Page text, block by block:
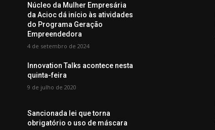
Núcleo da Mulher Empresária
da Acioc dá início às atividades
do Programa Geração
Empreendedora
4 de setembro de 2024
Innovation Talks acontece nesta
quinta-feira
9 de julho de 2020
Sancionada lei que torna
obrigatório o uso de máscara